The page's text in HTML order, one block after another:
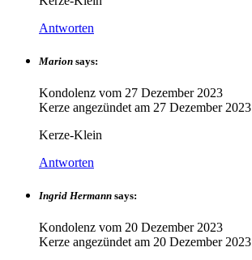
Antworten
Marion says:
Kondolenz vom 27 Dezember 2023
Kerze angezündet am 27 Dezember 2023
Kerze-Klein
Antworten
Ingrid Hermann says:
Kondolenz vom 20 Dezember 2023
Kerze angezündet am 20 Dezember 2023